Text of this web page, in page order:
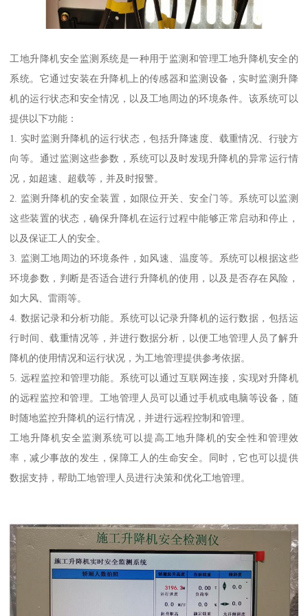
工地升降机安全监测系统是一种用于监测和管理工地升降机安全的
系统。它通过安装在升降机上的传感器和监测设备，实时监测升降
机的运行状态和安全情况，以及工地周边的环境条件。该系统可以
提供以下功能：
1. 实时监测升降机的运行状态，包括升降速度、载重情况、行驶方
向等。通过监测这些参数，系统可以及时发现升降机的异常运行情
况，如超速、超载等，并及时报警。
2. 监测升降机的安全装置，如限位开关、安全门等。系统可以监测
这些装置的状态，确保升降机在运行过程中能够正常启动和停止，
以及保证工人的安全。
3. 监测工地周边的环境条件，如风速、温度等。系统可以根据这些
环境参数，判断是否适合进行升降机的使用，以及是否存在风险，
如大风、雷雨等。
4. 数据记录和分析功能。系统可以记录升降机的运行数据，包括运
行时间、载重情况等，并进行数据分析，以便工地管理人员了解升
降机的使用情况和运行状况，为工地管理提供参考依据。
5. 远程监控和管理功能。系统可以通过互联网连接，实现对升降机
的远程监控和管理。工地管理人员可以通过手机或电脑等设备，随
时随地监控升降机的运行情况，并进行远程控制和管理。
工地升降机安全监测系统可以提高工地升降机的安全性和管理效
率，减少事故的发生，保障工人的生命安全。同时，它也可以提供
数据支持，帮助工地管理人员进行决策和优化工地管理。